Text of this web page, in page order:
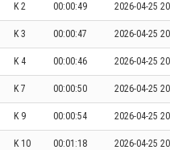
K 2 00:00:49 2026-04-25
K 3 00:00:47 2026-04-25
K 4 00:00:46 2026-04-25
K 7 00:00:50 2026-04-25
K 9 00:00:54 2026-04-25
K 10 00:01:18 2026-04-25